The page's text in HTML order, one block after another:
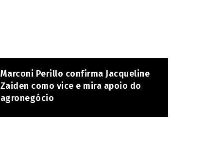
Marconi Perillo confirma Jacqueline
Zaiden como vice e mira apoio do
agronegócio